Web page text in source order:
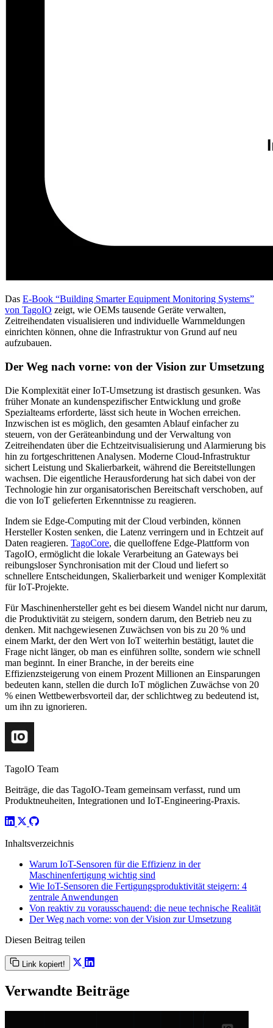
Das E-Book “Building Smarter Equipment Monitoring Systems”
von TagoIO zeigt, wie OEMs tausende Geräte verwalten,
Zeitreihendaten visualisieren und individuelle Warnmeldungen
einrichten können, ohne die Infrastruktur von Grund auf neu
aufzubauen.
Der Weg nach vorne: von der Vision zur Umsetzung
Die Komplexität einer IoT-Umsetzung ist drastisch gesunken. Was
früher Monate an kundenspezifischer Entwicklung und große
Spezialteams erforderte, lässt sich heute in Wochen erreichen.
Inzwischen ist es möglich, den gesamten Ablauf einfacher zu
steuern, von der Geräteanbindung und der Verwaltung von
Zeitreihendaten über die Echtzeitvisualisierung und Alarmierung bis
hin zu fortgeschrittenen Analysen. Moderne Cloud-Infrastruktur
sichert Leistung und Skalierbarkeit, während die Bereitstellungen
wachsen. Die eigentliche Herausforderung hat sich dabei von der
Technologie hin zur organisatorischen Bereitschaft verschoben, auf
die von IoT gelieferten Erkenntnisse zu reagieren.
Indem sie Edge-Computing mit der Cloud verbinden, können
Hersteller Kosten senken, die Latenz verringern und in Echtzeit auf
Daten reagieren. TagoCore, die quelloffene Edge-Plattform von
TagoIO, ermöglicht die lokale Verarbeitung an Gateways bei
reibungsloser Synchronisation mit der Cloud und liefert so
schnellere Entscheidungen, Skalierbarkeit und weniger Komplexität
für IoT-Projekte.
Für Maschinenhersteller geht es bei diesem Wandel nicht nur darum,
die Produktivität zu steigern, sondern darum, den Betrieb neu zu
denken. Mit nachgewiesenen Zuwächsen von bis zu 20 % und
einem Markt, der den Wert von IoT weiterhin bestätigt, lautet die
Frage nicht länger, ob man es einführen sollte, sondern wie schnell
man beginnt. In einer Branche, in der bereits eine
Effizienzsteigerung von einem Prozent Millionen an Einsparungen
bedeuten kann, stellen die durch IoT möglichen Zuwächse von 20
% einen Wettbewerbsvorteil dar, der schlichtweg zu bedeutend ist,
um ihn zu ignorieren.
TagoIO Team
Beiträge, die das TagoIO-Team gemeinsam verfasst, rund um
Produktneuheiten, Integrationen und IoT-Engineering-Praxis.
Inhaltsverzeichnis
Warum IoT-Sensoren für die Effizienz in der
Maschinenfertigung wichtig sind
Wie IoT-Sensoren die Fertigungsproduktivität steigern: 4
zentrale Anwendungen
Von reaktiv zu vorausschauend: die neue technische Realität
Der Weg nach vorne: von der Vision zur Umsetzung
Diesen Beitrag teilen
Link kopiert!
Verwandte Beiträge